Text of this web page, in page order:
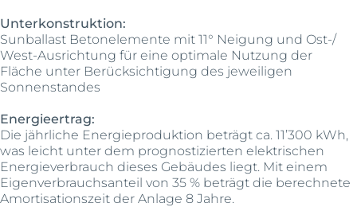
Unterkonstruktion:
Sunballast Betonelemente mit 11° Neigung und Ost-/
West-Ausrichtung für eine optimale Nutzung der
Fläche unter Berücksichtigung des jeweiligen
Sonnenstandes
Energieertrag:
Die jährliche Energieproduktion beträgt ca. 11’300 kWh,
was leicht unter dem prognostizierten elektrischen
Energieverbrauch dieses Gebäudes liegt. Mit einem
Eigenverbrauchsanteil von 35 % beträgt die berechnete
Amortisationszeit der Anlage 8 Jahre.